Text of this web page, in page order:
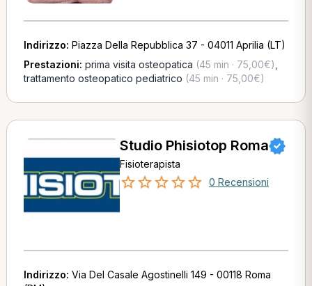
Indirizzo: Piazza Della Repubblica 37 - 04011 Aprilia (LT)
Prestazioni: prima visita osteopatica (45 min · 75,00€)
trattamento osteopatico pediatrico (45 min · 75,00€)
Studio Phisiotop Roma
Fisioterapista
0 Recensioni
Indirizzo: Via Del Casale Agostinelli 149 - 00118 Roma